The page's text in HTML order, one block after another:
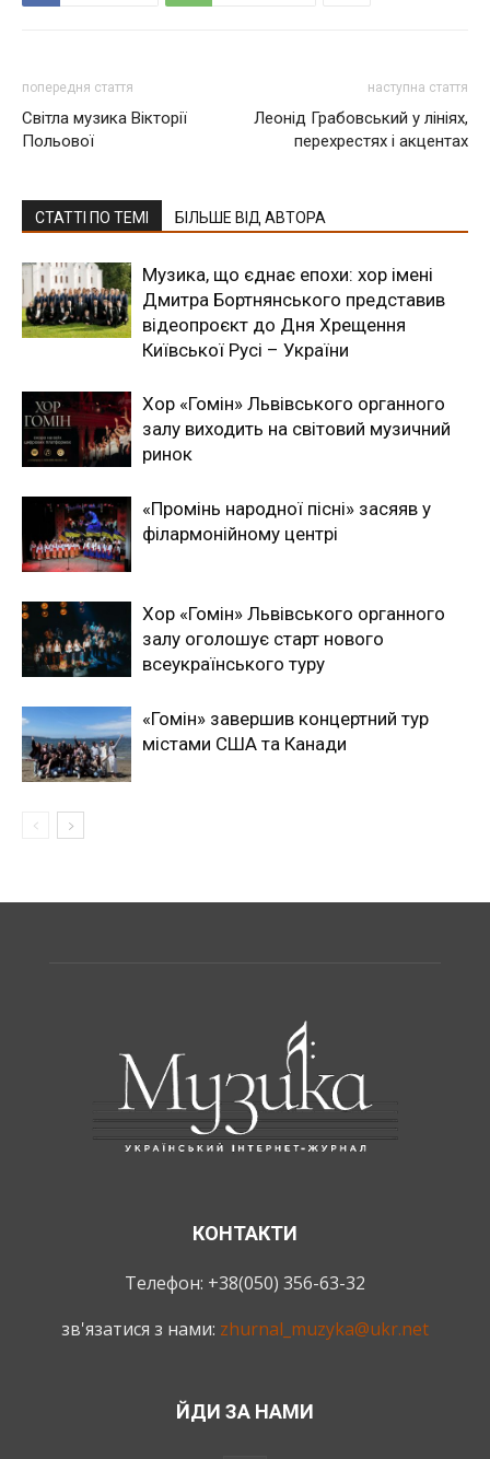
попередня стаття
Світла музика Вікторії
Польової
наступна стаття
Леонід Грабовський у лініях,
перехрестях і акцентах
СТАТТІ ПО ТЕМІ БІЛЬШЕ ВІД АВТОРА
Музика, що єднає епохи: хор імені
Дмитра Бортнянського представив
відеопроєкт до Дня Хрещення
Київської Русі – України
Хор «Гомін» Львівського органного
залу виходить на світовий музичний
ринок
«Промінь народної пісні» засяяв у
філармонійному центрі
Хор «Гомін» Львівського органного
залу оголошує старт нового
всеукраїнського туру
«Гомін» завершив концертний тур
містами США та Канади
КОНТАКТИ
Телефон: +38(050) 356-63-32
зв'язатися з нами: zhurnal_muzyka@ukr.net
ЙДИ ЗА НАМИ